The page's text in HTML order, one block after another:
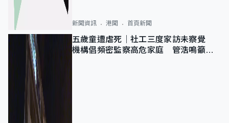
新聞資訊 港聞 首頁新聞
五歲童遭虐死｜社工三度家訪未察覺
機構倡頻密監察高危家庭 管浩鳴籲加